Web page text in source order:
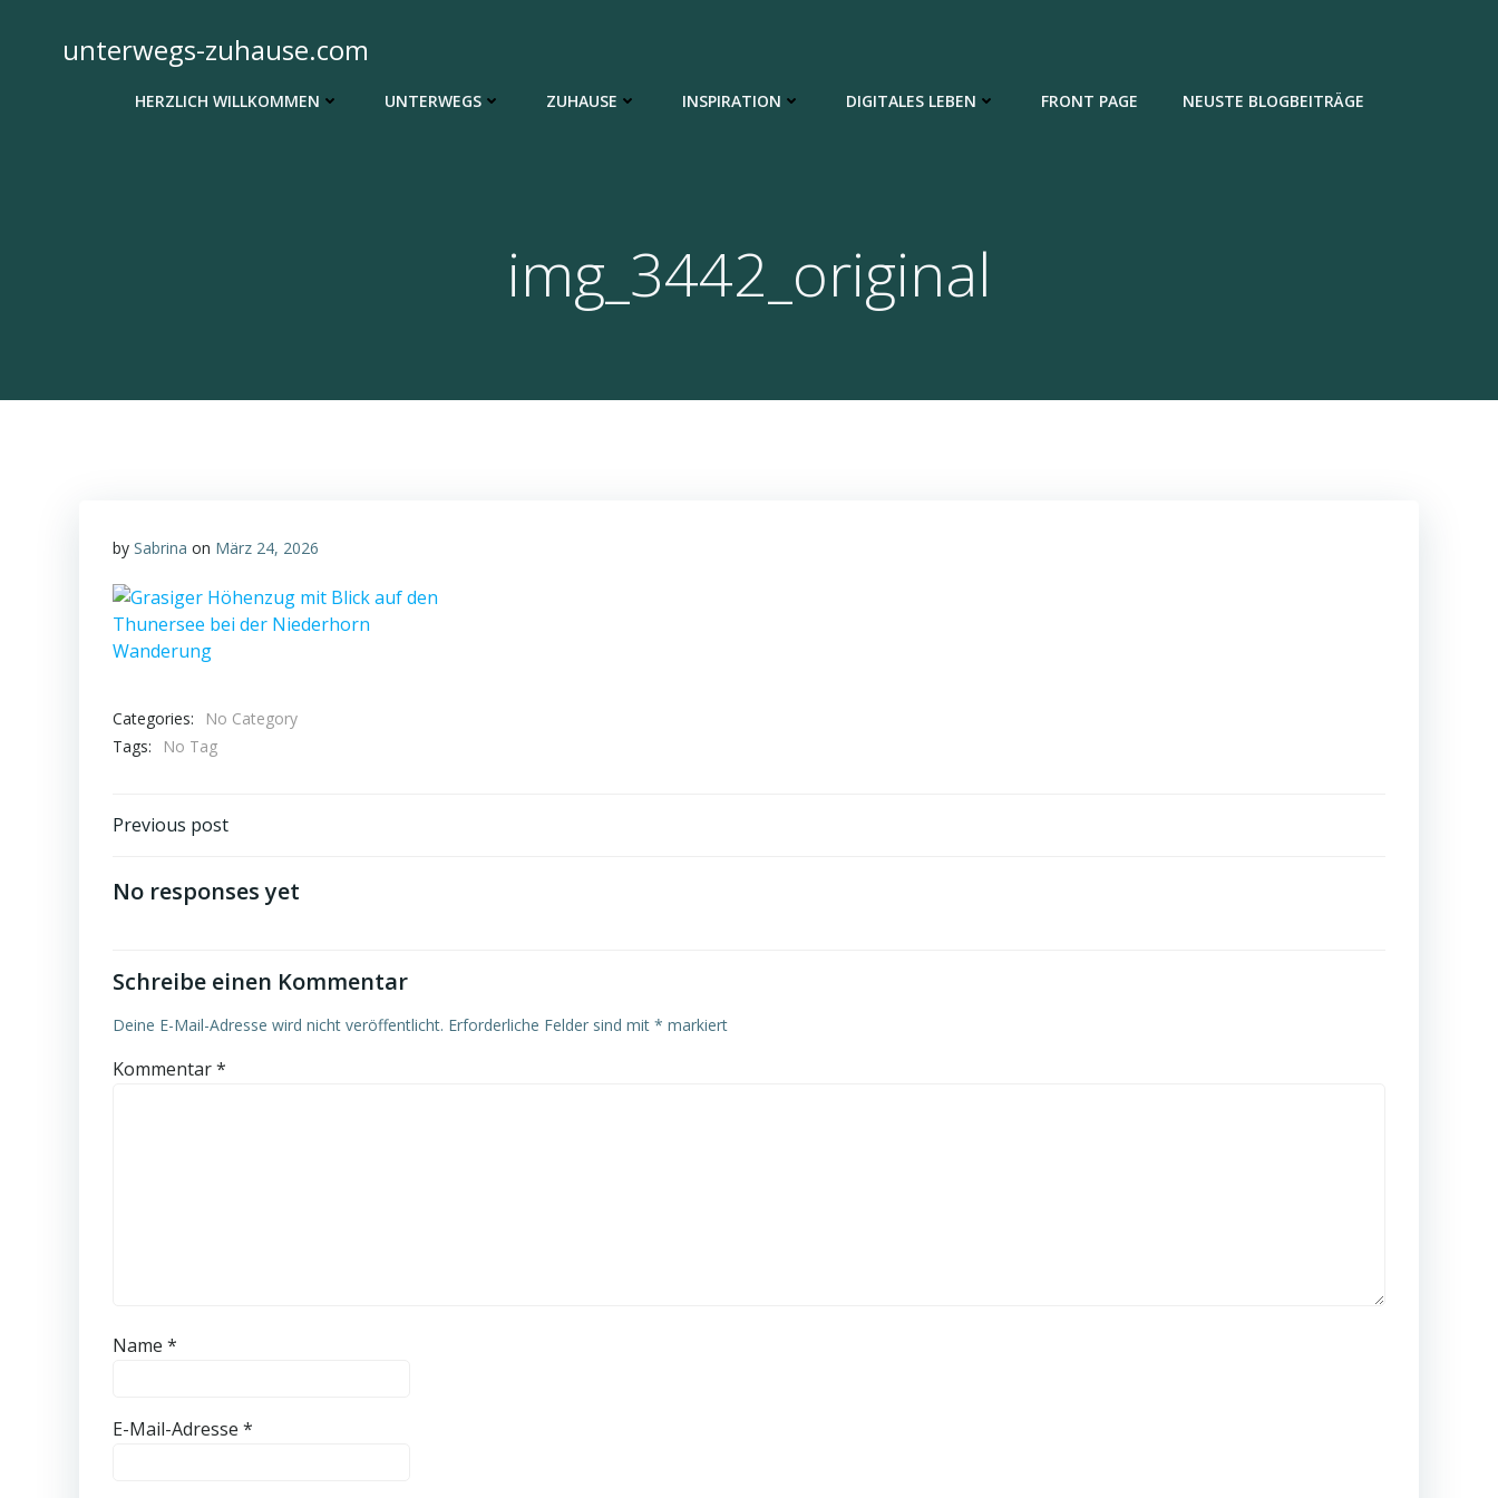
springenunterwegs-zuhause.com
HERZLICH WILLKOMMEN UNTERWEGS ZUHAUSE INSPIRATION DIGITALES LEBEN FRONT PAGE NEUSTE BLOGBEITRÄGE
img_3442_original
by Sabrina on März 24, 2026
Categories:
No Category
Tags:
No Tag
Post
navigation
Previous post
No responses yet
Schreibe einen Kommentar
Deine E-Mail-Adresse wird nicht veröffentlicht. Erforderliche Felder sind mit * markiert
Kommentar*
Name *
E-Mail-Adresse *